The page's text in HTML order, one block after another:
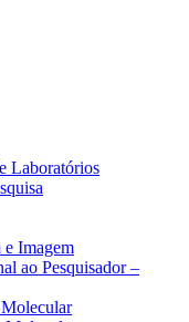
Laboratórios
Imagem
ao Pesquisador –